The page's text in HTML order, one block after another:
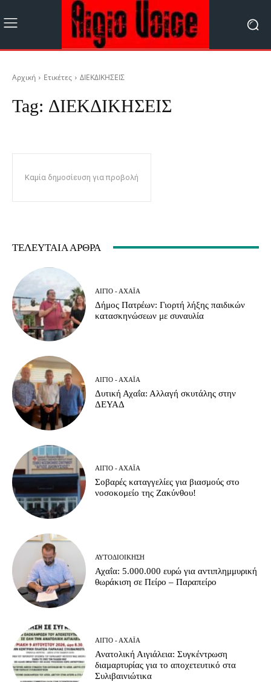
Αρχική Ετικέτες ΔΙΕΚΔΙΚΗΣΕΙΣ
Tag: ΔΙΕΚΔΙΚΗΣΕΙΣ
Καμία δημοσίευση για προβολή
ΤΕΛΕΥΤΑΊΑ ΆΡΘΡΑ
ΑΊΓΙΟ - ΑΧΑΪ́Α
Δήμος Πατρέων: Γιορτή λήξης παιδικών
κατασκηνώσεων με συναυλία
ΑΊΓΙΟ - ΑΧΑΪ́Α
Δυτική Αχαΐα: Αλλαγή σκυτάλης στην
ΔΕΥΑΔ
ΑΊΓΙΟ - ΑΧΑΪ́Α
Σοβαρές καταγγελίες για βιασμούς στο
νοσοκομείο της Ζακύνθου!
ΑΥΤΟΔΙΟΊΚΗΣΗ
Αχαΐα: 5.000.000 ευρώ για αντιπλημμυρική
θωράκιση σε Πείρο – Παραπείρο
ΑΊΓΙΟ - ΑΧΑΪ́Α
Ανατολική Αιγιάλεια: Συγκέντρωση
διαμαρτυρίας για το αποχετευτικό στα
Συλιβαινιώτικα